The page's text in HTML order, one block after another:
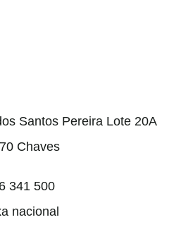
Santos Pereira Lote 20A
Chaves
341 500
nacional